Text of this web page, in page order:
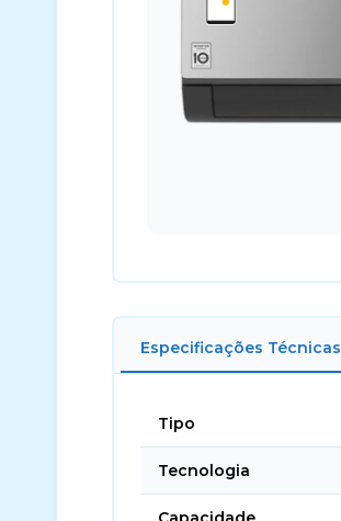
Especificações Técnicas
Tipo
Tecnologia